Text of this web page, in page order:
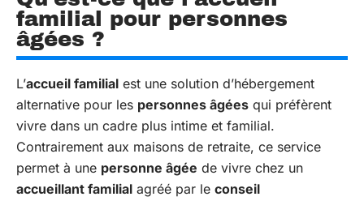
familial pour personnes
âgées ?
L’accueil familial est une solution d’hébergement
alternative pour les personnes âgées qui préfèrent
vivre dans un cadre plus intime et familial.
Contrairement aux maisons de retraite, ce service
permet à une personne âgée de vivre chez un
accueillant familial agréé par le conseil